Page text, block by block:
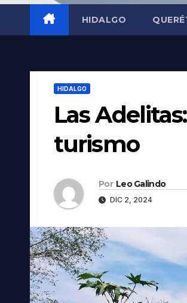
HIDALGO
HIDALGO
Las
turismo
Por Leo Galindo
DIC 2, 2024